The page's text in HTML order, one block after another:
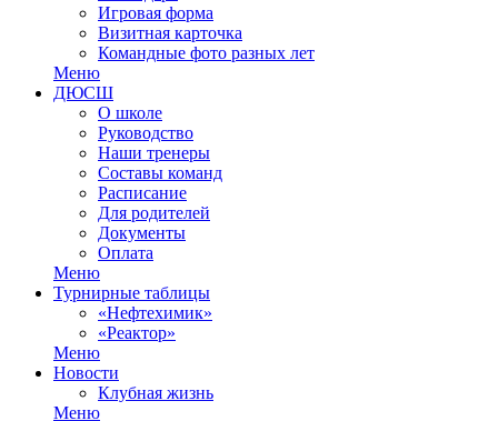
Игровая форма
Визитная карточка
Командные фото разных лет
Меню
ДЮСШ
О школе
Руководство
Наши тренеры
Составы команд
Расписание
Для родителей
Документы
Оплата
Меню
Турнирные таблицы
«Нефтехимик»
«Реактор»
Меню
Новости
Клубная жизнь
Меню